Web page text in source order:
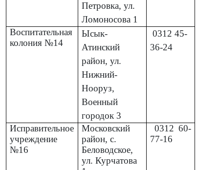
Петровка, ул.
Ломоносова 1
Воспитательная
колония №14
Ысык-
Атинский
район, ул.
Нижний-
Нооруз,
Военный
городок 3
031245-
36-24
Исправительное
учреждение
№16
Московский
район, с.
Беловодское,
ул. Курчатова
0312 60-
77-16